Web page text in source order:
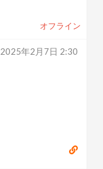
オフライン
2025年2月7日 2:30